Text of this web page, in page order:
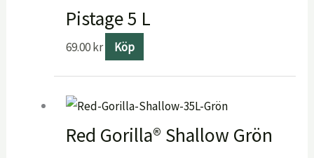
Pistage 5 L
69.00kr Köp
Red Gorilla® Shallow Grön